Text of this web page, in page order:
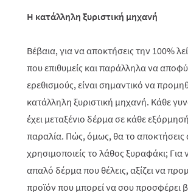
Η κατάλληλη ξυριστική μηχανή
Βέβαια, για να αποκτήσεις την 100%
που επιθυμείς και παράλληλα να
ερεθισμούς, είναι σημαντικό να
κατάλληλη ξυριστική μηχανή. Κάθε
έχει μεταξένιο δέρμα σε κάθε
παραλία. Πώς, όμως, θα το αποκτήσεις
χρησιμοποιείς το λάθος ξυραφάκι; Για
απαλό δέρμα που θέλεις, αξίζει να
προϊόν που μπορεί να σου προσφέρει